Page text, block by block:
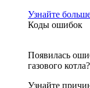
Узнайте
Коды ошибок
Появилась
газового котла?
Узнайте